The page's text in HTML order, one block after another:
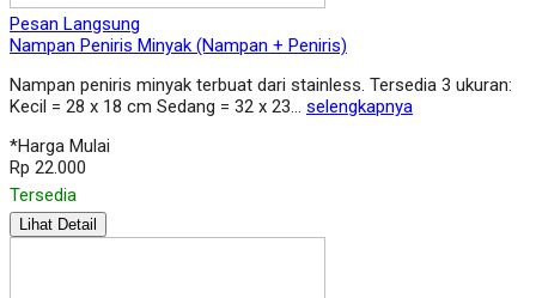
Pesan Langsung
Nampan Peniris Minyak (Nampan + Peniris)
Nampan peniris minyak terbuat dari stainless. Tersedia 3 ukuran:
Kecil = 28 x 18 cm Sedang = 32 x 23… selengkapnya
*Harga Mulai
Rp 22.000
Tersedia
Lihat Detail